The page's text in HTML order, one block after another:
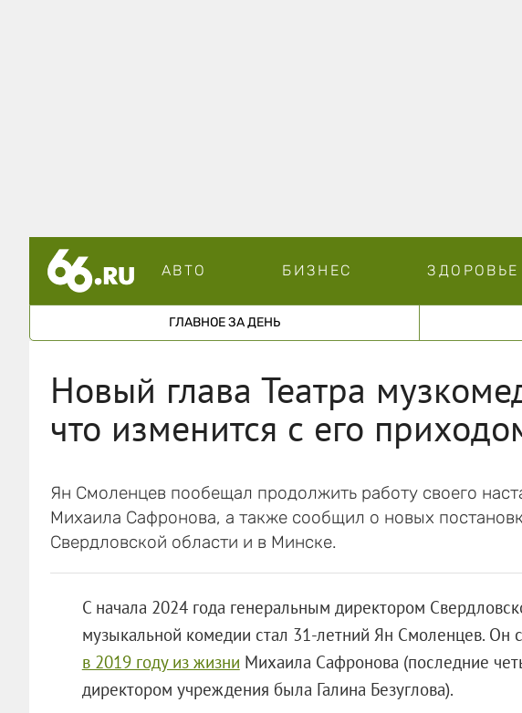
АВТО БИЗНЕС ЗДОРОВЬЕ
ГЛАВНОЕ ЗА ДЕНЬ
Новый глава Театра
что изменится с его
Ян Смоленцев пообещал продолжить работу своего
Михаила Сафронова, а также сообщил о новых
Свердловской области и в Минске.
С начала 2024 года генеральным директором
музыкальной комедии стал 31-летний Ян Смоленцев. Он
в 2019 году из жизни Михаила Сафронова (последние
директором учреждения была Галина Безуглова).